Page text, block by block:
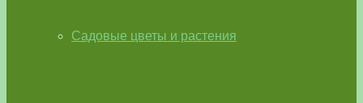
Садовые цветы и растения